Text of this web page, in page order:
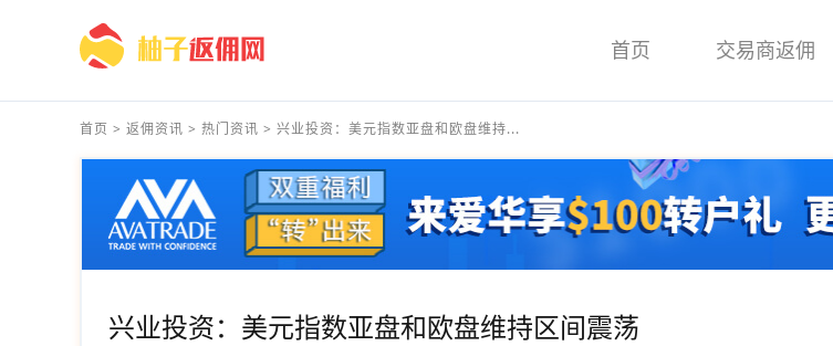
首页 交易商返佣
首页 > 返佣资讯 > 热门资讯 > 兴业投资：美元指数亚盘和欧盘维持...
兴业投资：美元指数亚盘和欧盘维持区间震荡